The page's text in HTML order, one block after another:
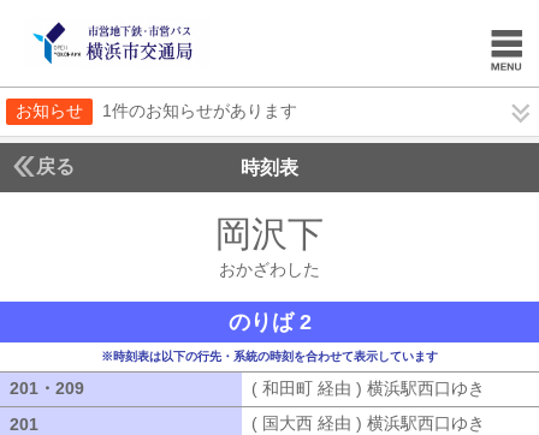
お知らせ 1件のお知らせがあります
戻る 時刻表
岡沢下
おかざわした
のりば 2
※時刻表は以下の行先・系統の時刻を合わせて表示しています
201・209 ( 和田町 経由 ) 横浜駅西口ゆき
201
( 国大西 経由 ) 横浜駅西口ゆき